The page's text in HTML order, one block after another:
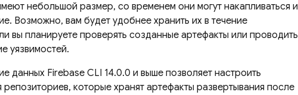
небольшой размер, со временем они могут накапливаться и
Возможно, вам будет удобнее хранить их в течение
вы планируете проверять созданные артефакты или проводить
уязвимостей.
данных Firebase CLI 14.0.0 и выше позволяет настроить
репозиториев, которые хранят артефакты развертывания после